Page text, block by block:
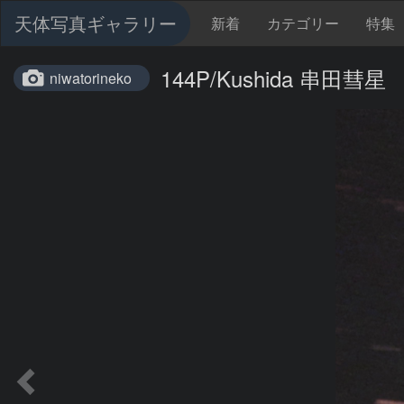
天体写真ギャラリー 新着 カテゴリー 特集
niwatorineko 144P/Kushida 串田彗星